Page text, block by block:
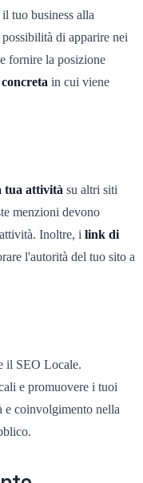
tuo business alla
di apparire nei
fornire la posizione
in cui viene
tua attività su altri siti
menzioni devono
Inoltre, i link di
l'autorità del tuo sito a
il SEO Locale.
e promuovere i tuoi
e coinvolgimento nella